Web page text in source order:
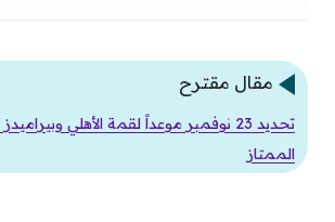
مقال مقترح
تحديد 23 نوفمبر موعداً لقمة الأهلي
الممتاز